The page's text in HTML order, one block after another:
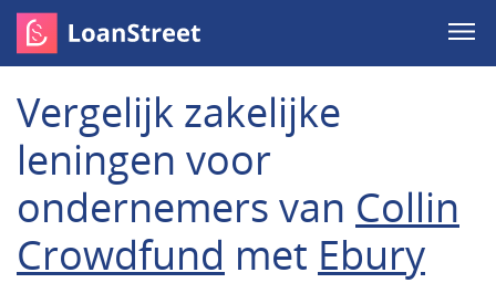
Vergelijk zakelijke
leningen voor
ondernemers van Collin
Crowdfund met Ebury